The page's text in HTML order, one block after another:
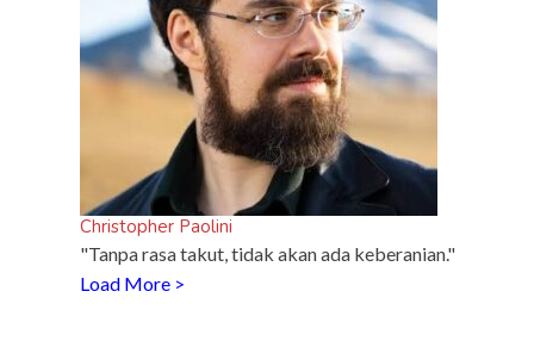
Christopher Paolini
"Tanpa rasa takut, tidak akan ada keberanian."
Load More >